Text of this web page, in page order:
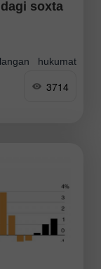
soxta
hukumat
43 kunlik
izini qoldirdi —
3714